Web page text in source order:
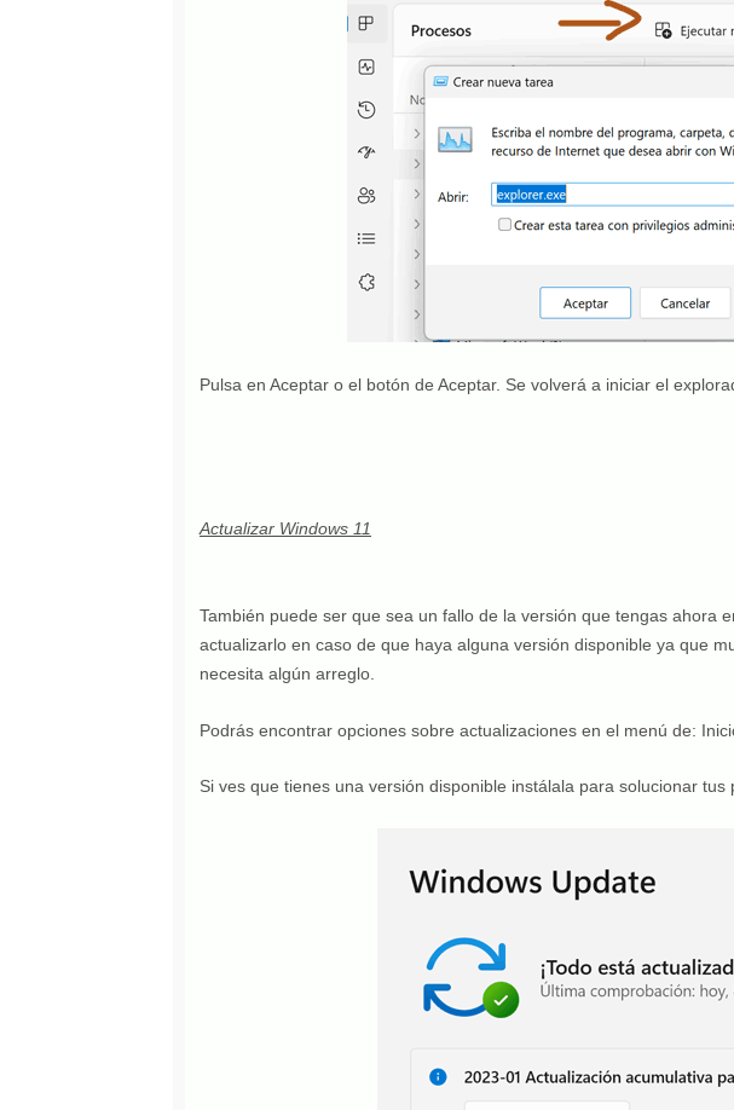
Pulsa en Aceptar o el botón de Aceptar. Se volverá a iniciar el
Actualizar Windows 11
También puede ser que sea un fallo de la versión que tengas ahora
actualizarlo en caso de que haya alguna versión disponible ya que
necesita algún arreglo.
Podrás encontrar opciones sobre actualizaciones en el menú de:
Si ves que tienes una versión disponible instálala para solucionar tus